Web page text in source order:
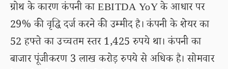
ग्रोथ के कारण कंपनी का EBITDA YoY के आधार पर
29% की वृद्धि दर्ज करने की उम्मीद है। कंपनी के शेयर का
52 हफ्ते का उच्चतम स्तर 1,425 रुपये था। कंपनी का
बाजार पूंजीकरण 3 लाख करोड़ रुपये से अधिक है। सोमवार